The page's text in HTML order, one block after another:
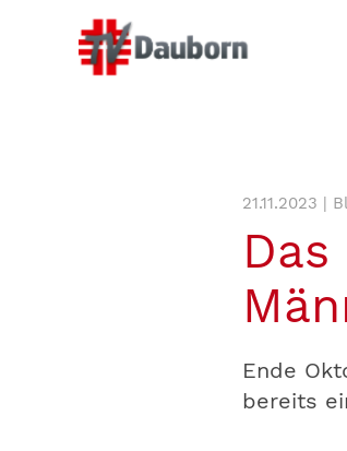
21.11.2023 |
Ende
bereits